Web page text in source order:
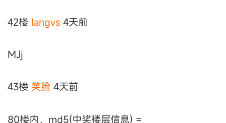
42楼 langvs 4天前
MJj
43楼 笑脸 4天前
80楼内，md5(中奖楼层信息) =